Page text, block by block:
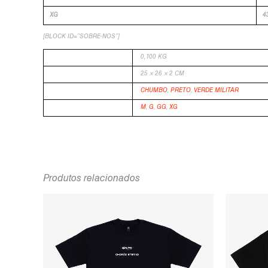
XG
[BLOCK ID=”SOBRE-NOS”]
0,100 KG
25 × 26 × 2 CM
CHUMBO,PRETO, VERDE MILITAR
M,G,GG,XG
Produtos relacionados